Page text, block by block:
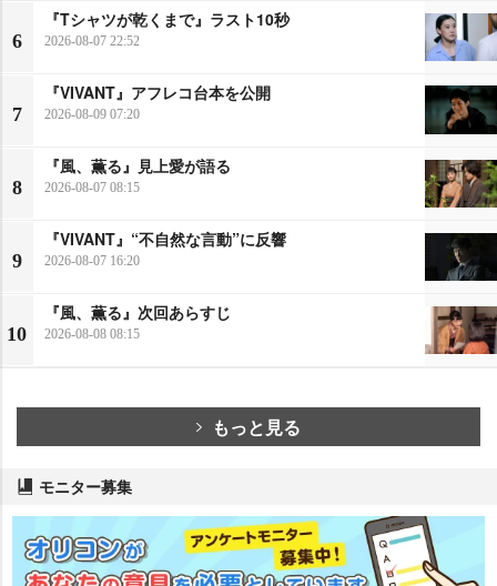
6
『Tシャツが乾くまで』ラスト10秒
2026-08-07 22:52
7
『VIVANT』アフレコ台本を公開
2026-08-09 07:20
8
『風、薫る』見上愛が語る
2026-08-07 08:15
9
『VIVANT』“不自然な言動”に反響
2026-08-07 16:20
10
『風、薫る』次回あらすじ
2026-08-08 08:15
もっと見る
モニター募集